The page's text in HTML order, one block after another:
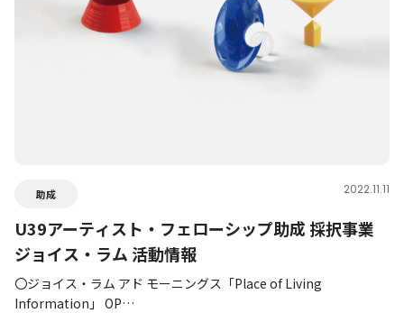
助成 2022.11.11
U39アーティスト・フェローシップ助成 採択事業
ジョイス・ラム 活動情報
〇ジョイス・ラム アド モーニングス「Place of Living
Information」 OP…